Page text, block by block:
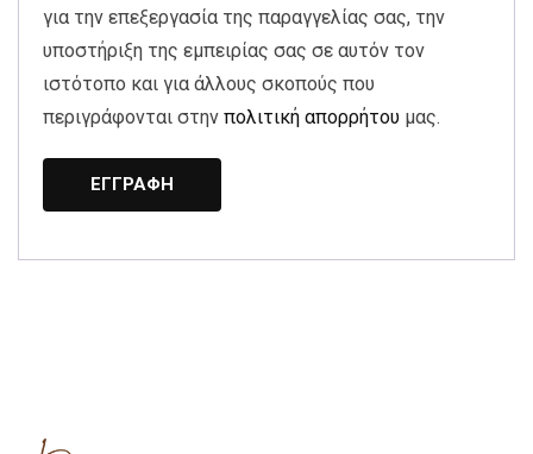
για την επεξεργασία της παραγγελίας σας, την
υποστήριξη της εμπειρίας σας σε αυτόν τον
ιστότοπο και για άλλους σκοπούς που
περιγράφονται στην πολιτική απορρήτου μας.
ΕΓΓΡΑΦΉ